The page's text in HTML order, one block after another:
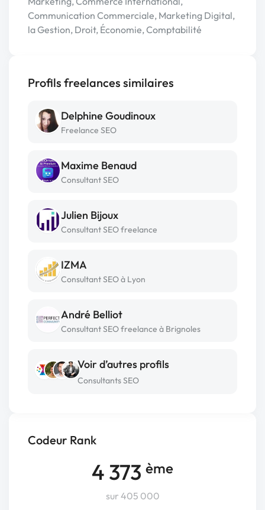
Codeur Rank
4 373 ème
sur 405 000
Communication Commerciale, Marketing Digital,
la Gestion, Droit, Économie, Comptabilité
Profils freelances similaires
Delphine Goudinoux
Freelance SEO
Maxime Benaud
Consultant SEO
Julien Bijoux
Consultant SEO freelance
IZMA
Consultant SEO à Lyon
André Belliot
Consultant SEO freelance à Brignoles
Voir d’autres profils
Consultants SEO